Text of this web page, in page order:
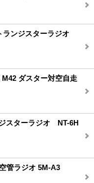
ンジスターラジオ
ダスター対空自走
スターラジオ NT-6H
管ラジオ 5M-A3